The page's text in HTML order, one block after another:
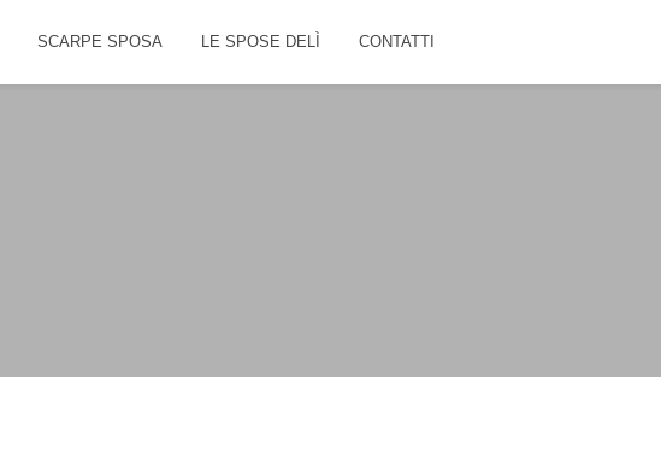
SCARPE SPOSA LE SPOSE DELÌ CONTATTI